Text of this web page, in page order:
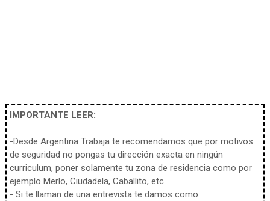
IMPORTANTE LEER:
-Desde Argentina Trabaja te recomendamos que por motivos
de seguridad no pongas tu dirección exacta en ningún
curriculum, poner solamente tu zona de residencia como por
ejemplo Merlo, Ciudadela, Caballito, etc.
- Si te llaman de una entrevista te damos como